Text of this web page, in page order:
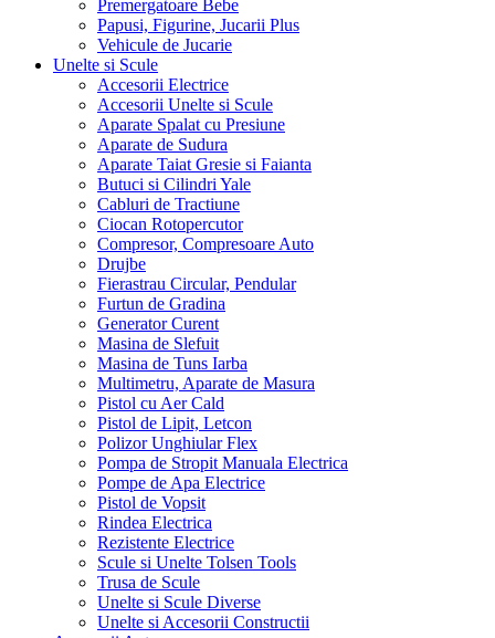
Premergatoare Bebe
Papusi, Figurine, Jucarii Plus
Vehicule de Jucarie
Unelte si Scule
Accesorii Electrice
Accesorii Unelte si Scule
Aparate Spalat cu Presiune
Aparate de Sudura
Aparate Taiat Gresie si Faianta
Butuci si Cilindri Yale
Cabluri de Tractiune
Ciocan Rotopercutor
Compresor, Compresoare Auto
Drujbe
Fierastrau Circular, Pendular
Furtun de Gradina
Generator Curent
Masina de Slefuit
Masina de Tuns Iarba
Multimetru, Aparate de Masura
Pistol cu Aer Cald
Pistol de Lipit, Letcon
Polizor Unghiular Flex
Pompa de Stropit Manuala Electrica
Pompe de Apa Electrice
Pistol de Vopsit
Rindea Electrica
Rezistente Electrice
Scule si Unelte Tolsen Tools
Trusa de Scule
Unelte si Scule Diverse
Unelte si Accesorii Constructii